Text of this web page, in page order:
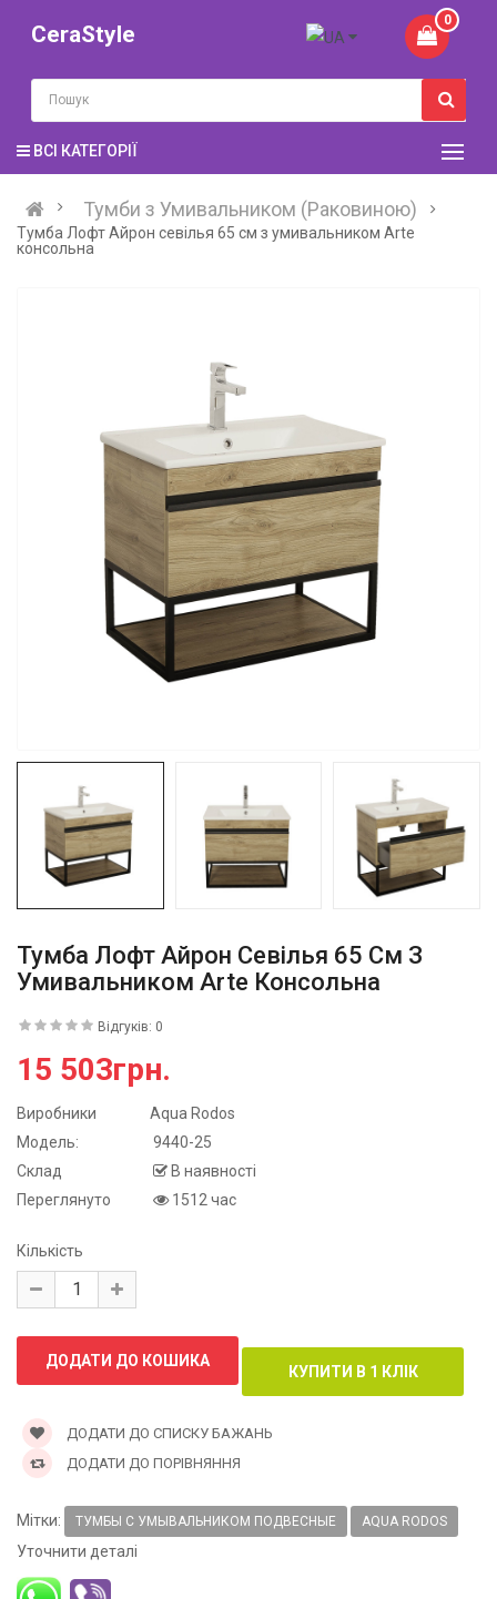
CeraStyle
0
ВСІ КАТЕГОРІЇ
Тумби з Умивальником (Раковиною)
Тумба Лофт Айрон севілья 65 см з умивальником Arte
консольна
Тумба Лофт Айрон Севілья 65 См З
Умивальником Arte Консольна
Відгуків: 0
15 503грн.
Виробники
Aqua Rodos
Модель:
9440-25
Склад
В наявності
Переглянуто
1512 час
Кількість
ДОДАТИ ДО СПИСКУ БАЖАНЬ
ДОДАТИ ДО ПОРІВНЯННЯ
Мітки: ТУМБЫ С УМЫВАЛЬНИКОМ ПОДВЕСНЫЕ AQUA RODOS
Уточнити деталі